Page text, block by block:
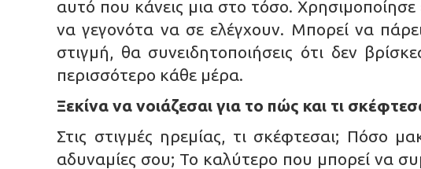
αυτό που κάνεις μια στο τόσο. Χρησιμοποίησε
να γεγονότα να σε ελέγχουν. Μπορεί να
στιγμή, θα συνειδητοποιήσεις ότι δεν
περισσότερο κάθε μέρα.
Ξεκίνα να νοιάζεσαι για το πώς και τι
Στις στιγμές ηρεμίας, τι σκέφτεσαι; Πόσο
αδυναμίες σου; Το καλύτερο που μπορεί να